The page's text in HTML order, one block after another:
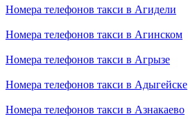
Номера телефонов такси в Агидели
Номера телефонов такси в Агинском
Номера телефонов такси в Агрызе
Номера телефонов такси в Адыгейске
Номера телефонов такси в Азнакаево